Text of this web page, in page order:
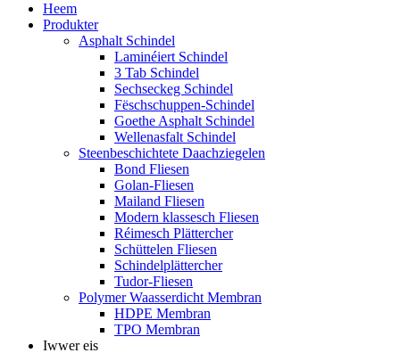
Heem
Produkter
Asphalt Schindel
Laminéiert Schindel
3 Tab Schindel
Sechseckeg Schindel
Fëschschuppen-Schindel
Goethe Asphalt Schindel
Wellenasfalt Schindel
Steenbeschichtete Daachziegelen
Bond Fliesen
Golan-Fliesen
Mailand Fliesen
Modern klassesch Fliesen
Réimesch Plättercher
Schüttelen Fliesen
Schindelplättercher
Tudor-Fliesen
Polymer Waasserdicht Membran
HDPE Membran
TPO Membran
Iwwer eis